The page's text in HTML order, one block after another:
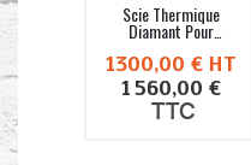
Scie Thermique
Diamant Pour
1300,00 € HT
1 560,00 €
TTC